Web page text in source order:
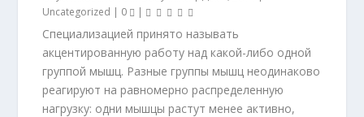
Uncategorized | 0 |
Специализацией принято называть
акцентированную работу над какой-либо одной
группой мышц. Разные группы мышц неодинаково
реагируют на равномерно распределенную
нагрузку: одни мышцы растут менее активно,